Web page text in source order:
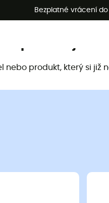
Bezplatné vrácení do
🔥 -5 % EXTRA při nákupu 2
nebo produkt, který si již